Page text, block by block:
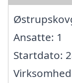
Ansatte: 1
Startdato: